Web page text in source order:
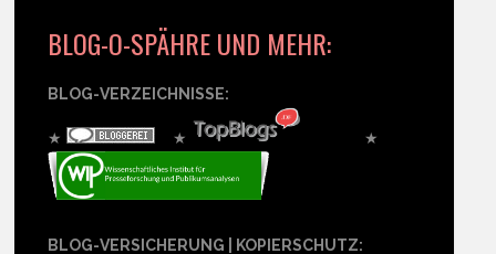
BLOG-O-SPÄHRE UND MEHR:
BLOG-VERZEICHNISSE:
★ ★ ★
BLOG-VERSICHERUNG | KOPIERSCHUTZ: